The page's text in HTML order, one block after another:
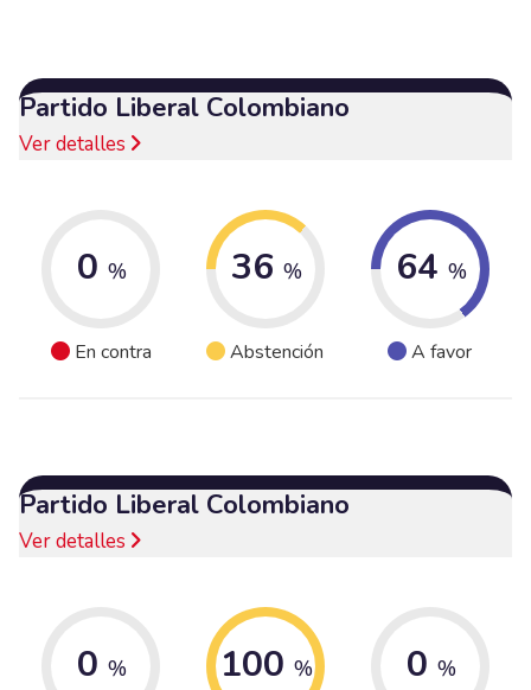
Partido Liberal Colombiano
Ver detalles
0 %
En contra
36 %
Abstención
64 %
A favor
Partido Liberal Colombiano
Ver detalles
0 % 100 % 0 %